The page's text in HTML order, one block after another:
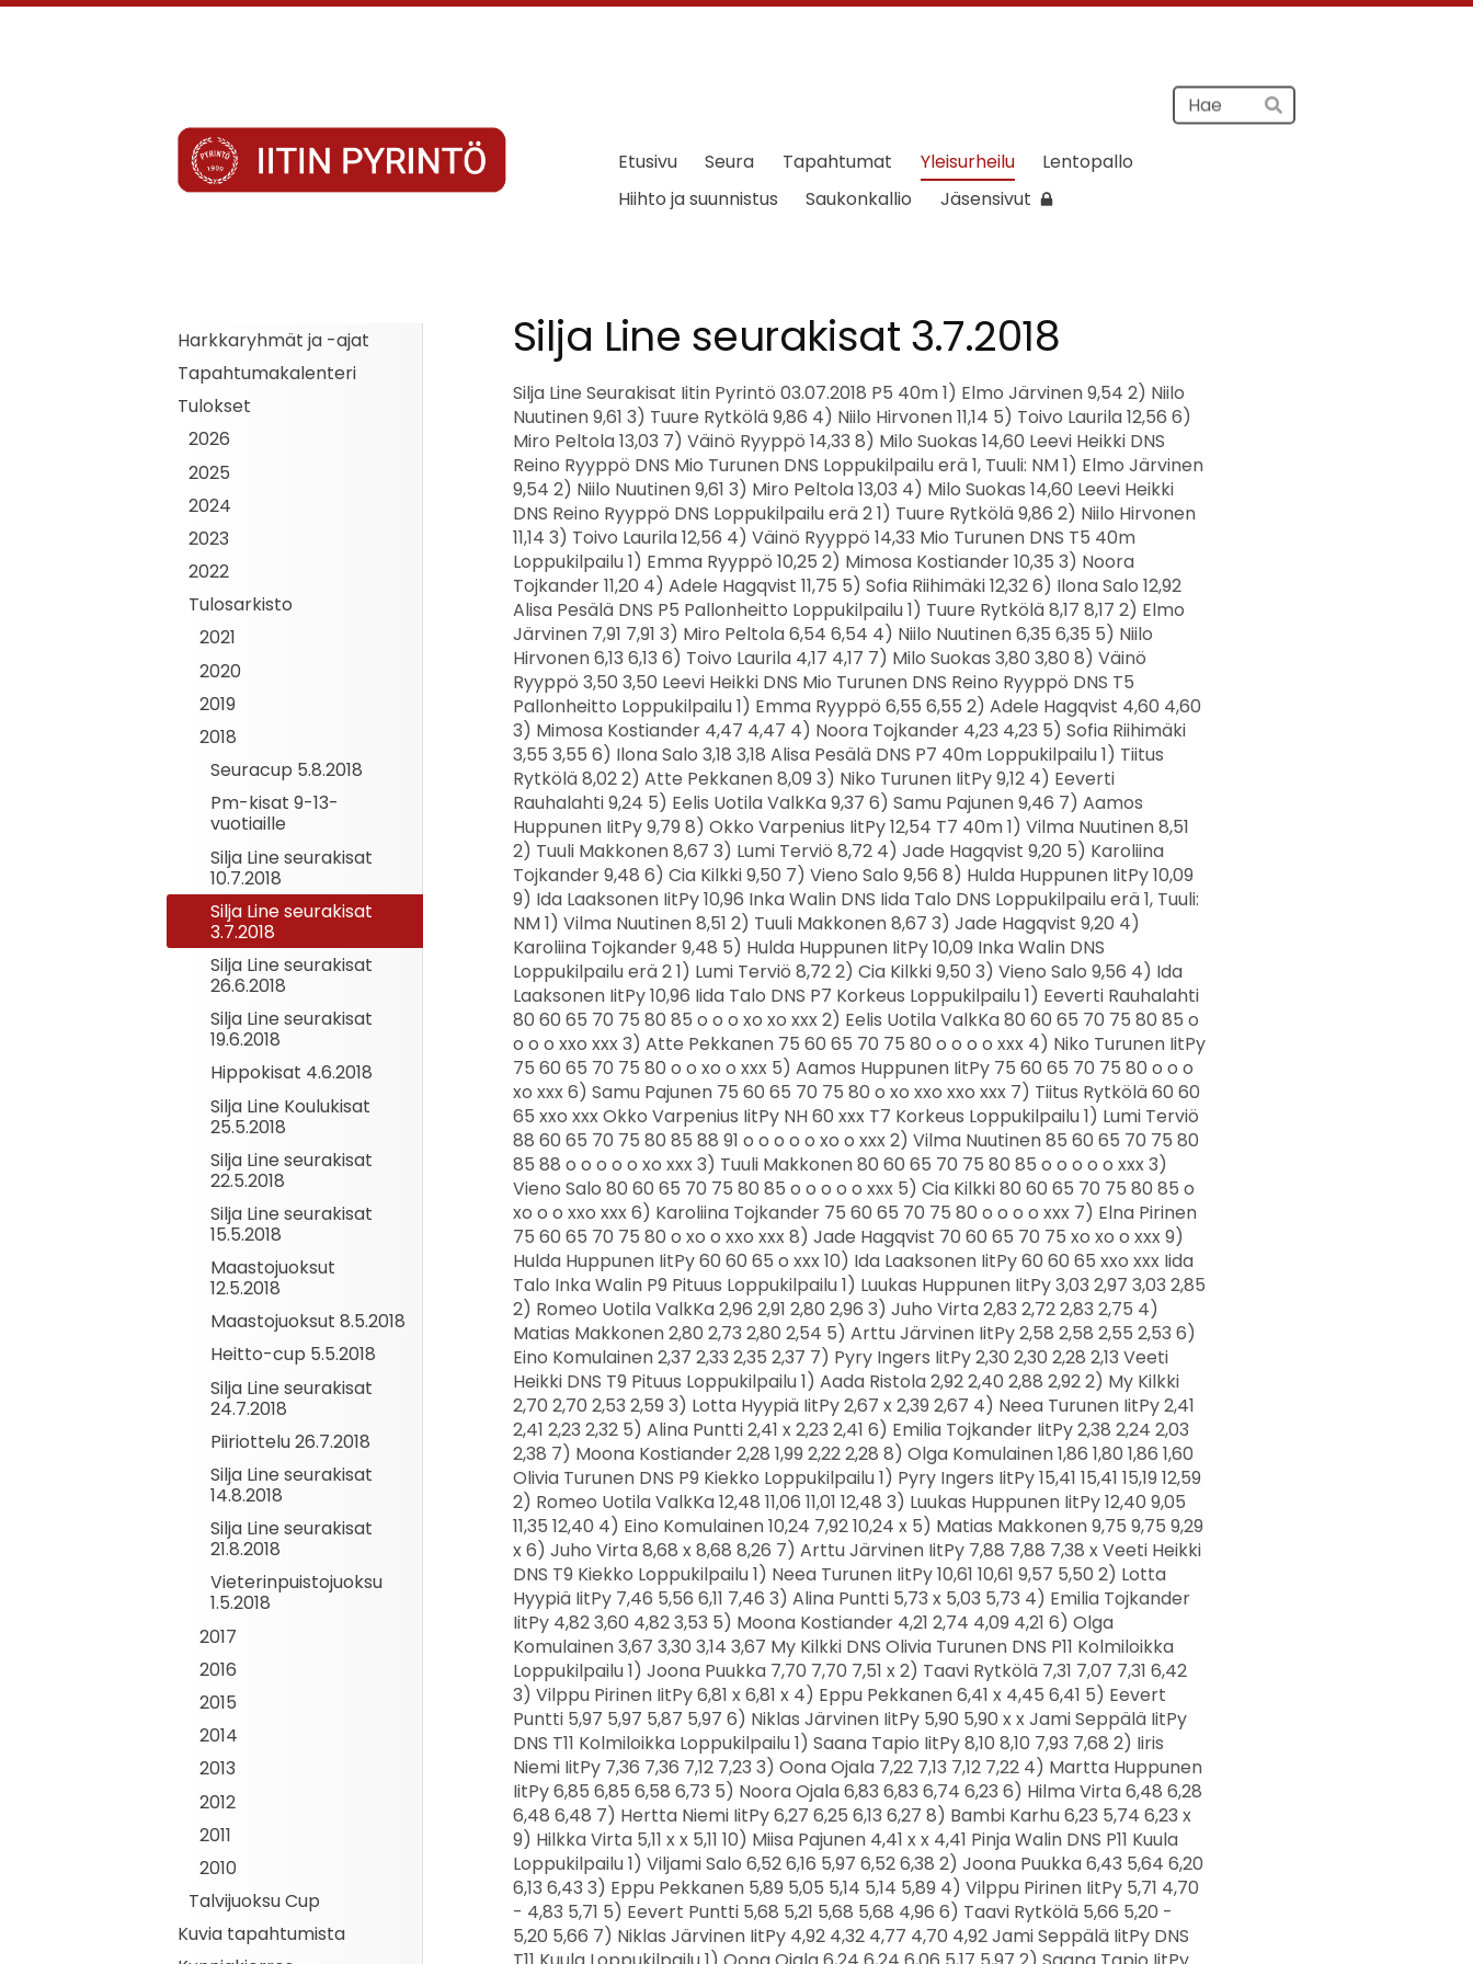
Haku
Hae
Iitin Pyrintö Etusivu Seura Tapahtumat Yleisurheilu
Lentopallo
Hiihto ja suunnistus
Saukonkallio Jäsensivut
Harkkaryhmät ja -ajat
Tapahtumakalenteri
Tulokset
2026
2025
2024
2023
2022
Tulosarkisto
2021
2020
2019
2018
Seuracup 5.8.2018
Pm-kisat 9-13-
vuotiaille
Silja Line seurakisat
10.7.2018
Silja Line seurakisat
3.7.2018
Silja Line seurakisat
26.6.2018
Silja Line seurakisat
19.6.2018
Hippokisat 4.6.2018
Silja Line Koulukisat
25.5.2018
Silja Line seurakisat
22.5.2018
Silja Line seurakisat
15.5.2018
Maastojuoksut
12.5.2018
Maastojuoksut 8.5.2018
Heitto-cup 5.5.2018
Silja Line seurakisat
24.7.2018
Piiriottelu 26.7.2018
Silja Line seurakisat
14.8.2018
Silja Line seurakisat
21.8.2018
Vieterinpuistojuoksu
1.5.2018
2017
2016
2015
2014
2013
2012
2011
2010
Talvijuoksu Cup
Kuvia tapahtumista
Silja Line seurakisat 3.7.2018
Silja Line Seurakisat Iitin Pyrintö 03.07.2018 P5 40m 1) Elmo Järvinen 9,54 2) Niilo Nuutinen 9,61 3) Tuure Rytkölä 9,86 4) Niilo Hirvonen 11,14 5) Toivo Laurila 12,56 6) Miro Peltola 13,03 7) Väinö Ryyppö 14,33 8) Milo Suokas 14,60 Leevi Heikki DNS Reino Ryyppö DNS Mio Turunen DNS Loppukilpailu erä 1, Tuuli: NM 1) Elmo Järvinen 9,54 2) Niilo Nuutinen 9,61 3) Miro Peltola 13,03 4) Milo Suokas 14,60 Leevi Heikki DNS Reino Ryyppö DNS Loppukilpailu erä 2 1) Tuure Rytkölä 9,86 2) Niilo Hirvonen 11,14 3) Toivo Laurila 12,56 4) Väinö Ryyppö 14,33 Mio Turunen DNS T5 40m Loppukilpailu 1) Emma Ryyppö 10,25 2) Mimosa Kostiander 10,35 3) Noora Tojkander 11,20 4) Adele Hagqvist 11,75 5) Sofia Riihimäki 12,32 6) Ilona Salo 12,92 Alisa Pesälä DNS P5 Pallonheitto Loppukilpailu 1) Tuure Rytkölä 8,17 8,17 2) Elmo Järvinen 7,91 7,91 3) Miro Peltola 6,54 6,54 4) Niilo Nuutinen 6,35 6,35 5) Niilo Hirvonen 6,13 6,13 6) Toivo Laurila 4,17 4,17 7) Milo Suokas 3,80 3,80 8) Väinö Ryyppö 3,50 3,50 Leevi Heikki DNS Mio Turunen DNS Reino Ryyppö DNS T5 Pallonheitto Loppukilpailu 1) Emma Ryyppö 6,55 6,55 2) Adele Hagqvist 4,60 4,60 3) Mimosa Kostiander 4,47 4,47 4) Noora Tojkander 4,23 4,23 5) Sofia Riihimäki 3,55 3,55 6) Ilona Salo 3,18 3,18 Alisa Pesälä DNS P7 40m Loppukilpailu 1) Tiitus Rytkölä 8,02 2) Atte Pekkanen 8,09 3) Niko Turunen IitPy 9,12 4) Eeverti Rauhalahti 9,24 5) Eelis Uotila ValkKa 9,37 6) Samu Pajunen 9,46 7) Aamos Huppunen IitPy 9,79 8) Okko Varpenius IitPy 12,54 T7 40m 1) Vilma Nuutinen 8,51 2) Tuuli Makkonen 8,67 3) Lumi Terviö 8,72 4) Jade Hagqvist 9,20 5) Karoliina Tojkander 9,48 6) Cia Kilkki 9,50 7) Vieno Salo 9,56 8) Hulda Huppunen IitPy 10,09 9) Ida Laaksonen IitPy 10,96 Inka Walin DNS Iida Talo DNS Loppukilpailu erä 1, Tuuli: NM 1) Vilma Nuutinen 8,51 2) Tuuli Makkonen 8,67 3) Jade Hagqvist 9,20 4) Karoliina Tojkander 9,48 5) Hulda Huppunen IitPy 10,09 Inka Walin DNS Loppukilpailu erä 2 1) Lumi Terviö 8,72 2) Cia Kilkki 9,50 3) Vieno Salo 9,56 4) Ida Laaksonen IitPy 10,96 Iida Talo DNS P7 Korkeus Loppukilpailu 1) Eeverti Rauhalahti 80 60 65 70 75 80 85 o o o xo xo xxx 2) Eelis Uotila ValkKa 80 60 65 70 75 80 85 o o o o xxo xxx 3) Atte Pekkanen 75 60 65 70 75 80 o o o o xxx 4) Niko Turunen IitPy 75 60 65 70 75 80 o o xo o xxx 5) Aamos Huppunen IitPy 75 60 65 70 75 80 o o o xo xxx 6) Samu Pajunen 75 60 65 70 75 80 o xo xxo xxo xxx 7) Tiitus Rytkölä 60 60 65 xxo xxx Okko Varpenius IitPy NH 60 xxx T7 Korkeus Loppukilpailu 1) Lumi Terviö 88 60 65 70 75 80 85 88 91 o o o o o xo o xxx 2) Vilma Nuutinen 85 60 65 70 75 80 85 88 o o o o o xo xxx 3) Tuuli Makkonen 80 60 65 70 75 80 85 o o o o o xxx 3) Vieno Salo 80 60 65 70 75 80 85 o o o o o xxx 5) Cia Kilkki 80 60 65 70 75 80 85 o xo o o xxo xxx 6) Karoliina Tojkander 75 60 65 70 75 80 o o o o xxx 7) Elna Pirinen 75 60 65 70 75 80 o xo o xxo xxx 8) Jade Hagqvist 70 60 65 70 75 xo xo o xxx 9) Hulda Huppunen IitPy 60 60 65 o xxx 10) Ida Laaksonen IitPy 60 60 65 xxo xxx Iida Talo Inka Walin P9 Pituus Loppukilpailu 1) Luukas Huppunen IitPy 3,03 2,97 3,03 2